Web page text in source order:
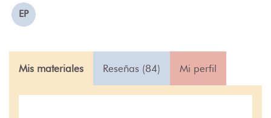
EP
Mis materiales Reseñas (84) Mi perfil